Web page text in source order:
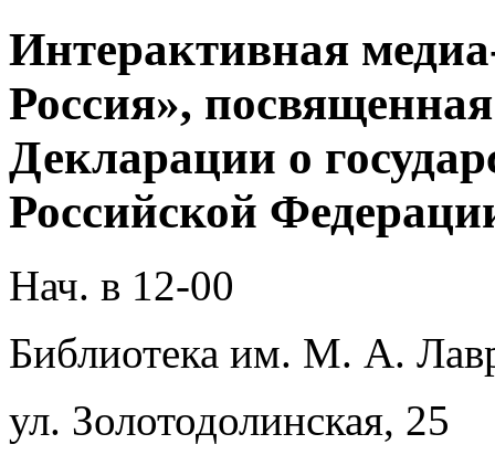
Интерактивная
Россия»,
Декларации о
Российской
Нач. в 12-00
Библиотека им. М. А.
ул. Золотодолинская, 25